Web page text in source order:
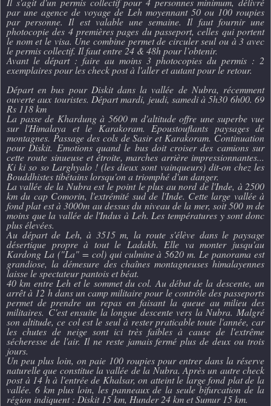
par une agence de voyage de Leh moyennant 50 ou 100 roupies
par personne. Il est valable une semaine. Il faut fournir une
photocopie des 4 premières pages du passeport, celles qui portent
le nom et le visa. Une combine permet de circuler seul ou à 3 avec
le permis collectif. Il faut entre 24 & 48h pour l’obtenir.
Avant le départ : faire au moins 3 photocopies du permis : 2
exemplaires pour les check post à l'aller et autant pour le retour.
Départ en bus pour Diskit dans la vallée de Nubra, récemment
ouverte aux touristes. Départ mardi, jeudi, samedi à 5h30 6h00. 69
Rs 118 km
La passe de Khardung à 5600 m d'altitude offre une superbe vue
sur l'Himalaya et le Karakoram. Epoustouflants paysages de
montagnes. Passage des cols de Sasir et Karakoram. Continuation
pour Diskit. Emotions quand le bus doit croiser des camions sur
cette route sinueuse et étroite, marches arrière impressionnantes...
Ki ki so so Larghyalo ! (les dieux sont vainqueurs) dit-on chez les
Bouddhistes tibétains lorsqu'on a triomphé d'un danger.
La vallée de la Nubra est le point le plus au nord de l'Inde, à 2500
km du cap Comorin, l'extrémité sud de l'Inde. Cette large vallée à
fond plat est à 3000m au dessus du niveau de la mer, soit 500 m de
moins que la vallée de l'Indus à Leh. Les températures y sont donc
plus élevées.
Au départ de Leh, à 3515 m, la route s'élève dans le paysage
désertique propre à tout le Ladakh. Elle va monter jusqu'au
Kardong La ("La" = col) qui culmine à 5620 m. Le panorama est
grandiose, la démesure des chaînes montagneuses himalayennes
laisse le spectateur pantois et béat.
40 km entre Leh et le sommet du col. Au début de la descente, un
arrêt à 12 h dans un camp militaire pour le contrôle des passeports
permet de prendre un repas en faisant la queue au milieu des
militaires. C'est ensuite la longue descente vers la Nubra. Malgré
son altitude, ce col est le seul à rester praticable toute l'année, car
les chutes de neige sont ici très faibles à cause de l'extrême
sécheresse de l'air. Il ne reste jamais fermé plus de deux ou trois
jours.
Un peu plus loin, on paie 100 roupies pour entrer dans la réserve
naturelle que constitue la vallée de la Nubra. Après un autre check
post à 14 h à l'entrée de Khalsar, on atteint le large fond plat de la
vallée. 6 km plus loin, les panneaux de la seule bifurcation de la
région indiquent : Diskit 15 km, Hunder 24 km et Sumur 15 km.